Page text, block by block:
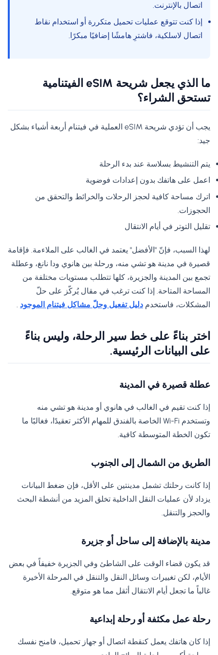
اتصال بالإنترنت.
إذا كنت تتوقع عمليات تحميل متكررة أو استخدام نقاط
اتصال لاسلكية، فاشترِ هامشًا إضافيًا مبكرًا.
ما الذي يجعل شريحة eSIM الفيتنامية
تستحق الشراء؟
يجب أن تؤدي شريحة eSIM العملية في فيتنام أربعة أشياء بشكل
جيد:
يتم التنشيط بسلاسة عند بدء الرحلة
اعمل على هاتفك بدون إعدادات فوضوية
اترك مساحة كافية لحجز الرحلات والخرائط والتحقق من
الحجوزات.
تقليل التوتر في أيام الانتقال
لهذا السبب، فإنّ "الأفضل" يعتمد في الغالب على الملاءمة. فإقامة
قصيرة في مدينة هو تشي منه، ورحلة بين هانوي ودا نانغ، وعطلة
تجمع بين المدينة والجزيرة، كلها تتطلب مستويات مختلفة من
المساحة المتاحة. إذا كنت ترغب في مقال يُركّز على حلّ
المشكلات، فاستخدم دليل تفعيل وحلّ مشاكل فيتنام الموجود .
اختر بناءً على خط سير الرحلة، وليس بناءً
على البيانات الرئيسية.
عطلة قصيرة في المدينة
إذا كنت تقيم في الغالب في هانوي أو مدينة هو تشي منه
وتستخدم Wi-Fi الخاصة بالفندق للمهام الأكثر تعقيدًا، فغالبًا ما
تكون الخطة المتوسطة كافية.
الطريق من الشمال إلى الجنوب
إذا كانت رحلتك تشمل مدينتين على الأقل، فإن ضغط البيانات
يزداد لأن عمليات النقل الداخلية تخلق المزيد من أنشطة البحث
والحجز والتنقل.
مدينة بالإضافة إلى ساحل أو جزيرة
قد يكون قضاء الوقت على الشاطئ وفي الجزيرة خفيفاً في بعض
الأيام، لكن تغييرات وسائل النقل والتنقل في المرحلة الأخيرة
غالباً ما تجعل أيام الانتقال أثقل مما هو متوقع.
رحلة عمل مكثفة أو رحلة إبداعية
إذا كان هاتفك يعمل كنقطة اتصال أو جهاز تحميل، فامنح نفسك